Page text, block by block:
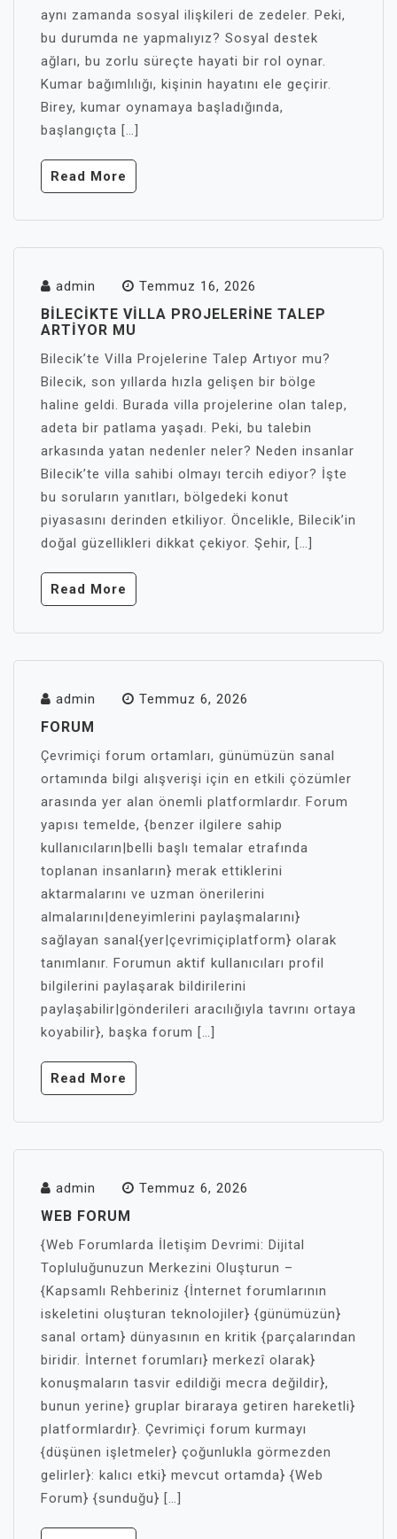
aynı zamanda sosyal ilişkileri de zedeler. Peki,
bu durumda ne yapmalıyız? Sosyal destek
ağları, bu zorlu süreçte hayati bir rol oynar.
Kumar bağımlılığı, kişinin hayatını ele geçirir.
Birey, kumar oynamaya başladığında,
başlangıçta […]
Read More
admin Temmuz 16, 2026
BILECIKTE VILLA PROJELERINE TALEP
ARTIYOR MU
Bilecik’te Villa Projelerine Talep Artıyor mu?
Bilecik, son yıllarda hızla gelişen bir bölge
haline geldi. Burada villa projelerine olan talep,
adeta bir patlama yaşadı. Peki, bu talebin
arkasında yatan nedenler neler? Neden insanlar
Bilecik’te villa sahibi olmayı tercih ediyor? İşte
bu soruların yanıtları, bölgedeki konut
piyasasını derinden etkiliyor. Öncelikle, Bilecik’in
doğal güzellikleri dikkat çekiyor. Şehir, […]
Read More
admin Temmuz 6, 2026
FORUM
Çevrimiçi forum ortamları, günümüzün sanal
ortamında bilgi alışverişi için en etkili çözümler
arasında yer alan önemli platformlardır. Forum
yapısı temelde, {benzer ilgilere sahip
kullanıcıların|belli başlı temalar etrafında
toplanan insanların} merak ettiklerini
aktarmalarını ve uzman önerilerini
almalarını|deneyimlerini paylaşmalarını}
sağlayan sanal{yer|çevrimiçiplatform} olarak
tanımlanır. Forumun aktif kullanıcıları profil
bilgilerini paylaşarak bildirilerini
paylaşabilir|gönderileri aracılığıyla tavrını ortaya
koyabilir}, başka forum […]
Read More
admin Temmuz 6, 2026
WEB FORUM
{Web Forumlarda İletişim Devrimi: Dijital
Topluluğunuzun Merkezini Oluşturun –
{Kapsamlı Rehberiniz {İnternet forumlarının
iskeletini oluşturan teknolojiler} {günümüzün}
sanal ortam} dünyasının en kritik {parçalarından
biridir. İnternet forumları} merkezî olarak}
konuşmaların tasvir edildiği mecra değildir},
bunun yerine} gruplar biraraya getiren hareketli}
platformlardır}. Çevrimiçi forum kurmayı
{düşünen işletmeler} çoğunlukla görmezden
gelirler}: kalıcı etki} mevcut ortamda} {Web
Forum} {sunduğu} […]